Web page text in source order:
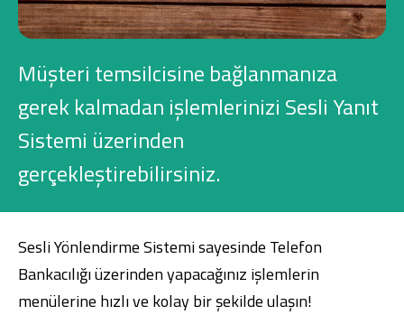
Konut Finansmanı
Ticari Kartlar
Leasing
Müşteri temsilcisine bağlanmanıza
gerek kalmadan işlemlerinizi Sesli Yanıt
Sistemi üzerinden
gerçekleştirebilirsiniz.
Sesli Yönlendirme Sistemi sayesinde Telefon
Bankacılığı üzerinden yapacağınız işlemlerin
menülerine hızlı ve kolay bir şekilde ulaşın!